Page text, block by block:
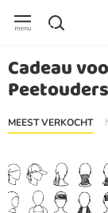
Cadeau
Peetouders
MEEST VERKOCHT